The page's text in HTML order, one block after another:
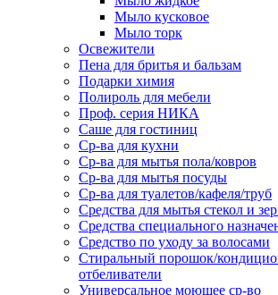
Мыло кусковое
Мыло торк
Освежители
Пена для бритья и бальзам
Подарки химия
Полироль для мебели
Проф. серия НИКА
Саше для гостиниц
Ср-ва для кухни
Ср-ва для мытья пола/ковров
Ср-ва для мытья посуды
Ср-ва для туалетов/кафеля/труб
Средства для мытья стекол и
Средства специального
Средство по уходу за волосами
Стиральный порошок/
отбеливатели
Универсальное моющее ср-во